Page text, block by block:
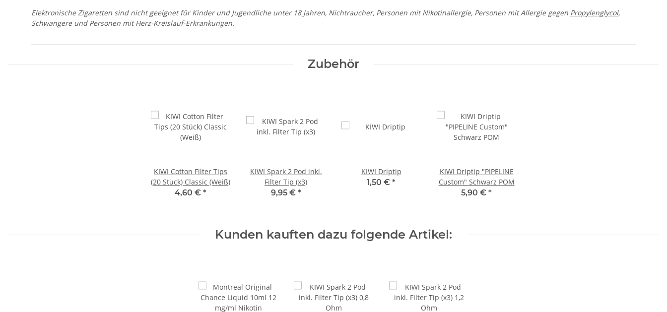
Elektronische Zigaretten sind nicht geeignet für Kinder und Jugendliche unter 18 Jahren, Nichtraucher, Personen mit Nikotinallergie, Personen mit Allergie gegen Propylenglycol,
Schwangere und Personen mit Herz-Kreislauf-Erkrankungen.
Zubehör
KIWI Cotton Filter Tips
(20 Stück) Classic (Weiß)
4,60 € *
KIWI Spark 2 Pod inkl.
Filter Tip (x3)
9,95 € *
KIWI Driptip
1,50 € *
KIWI Driptip "PIPELINE
Custom" Schwarz POM
5,90 € *
Kunden kauften dazu folgende Artikel: